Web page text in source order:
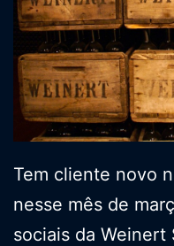
Tem cliente novo
nesse mês de
sociais da Weinert